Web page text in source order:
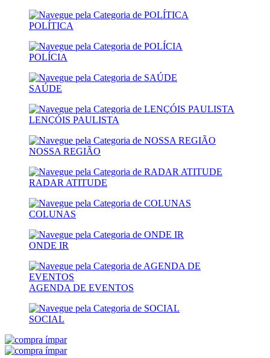
POLÍTICA
POLÍCIA
SAÚDE
LENÇÓIS PAULISTA
NOSSA REGIÃO
RADAR ATITUDE
COLUNAS
ONDE IR
AGENDA DE EVENTOS
SOCIAL